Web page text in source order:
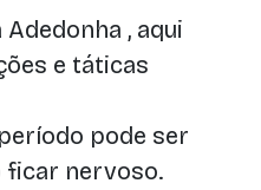
, aqui
e táticas
pode ser
ficar nervoso.